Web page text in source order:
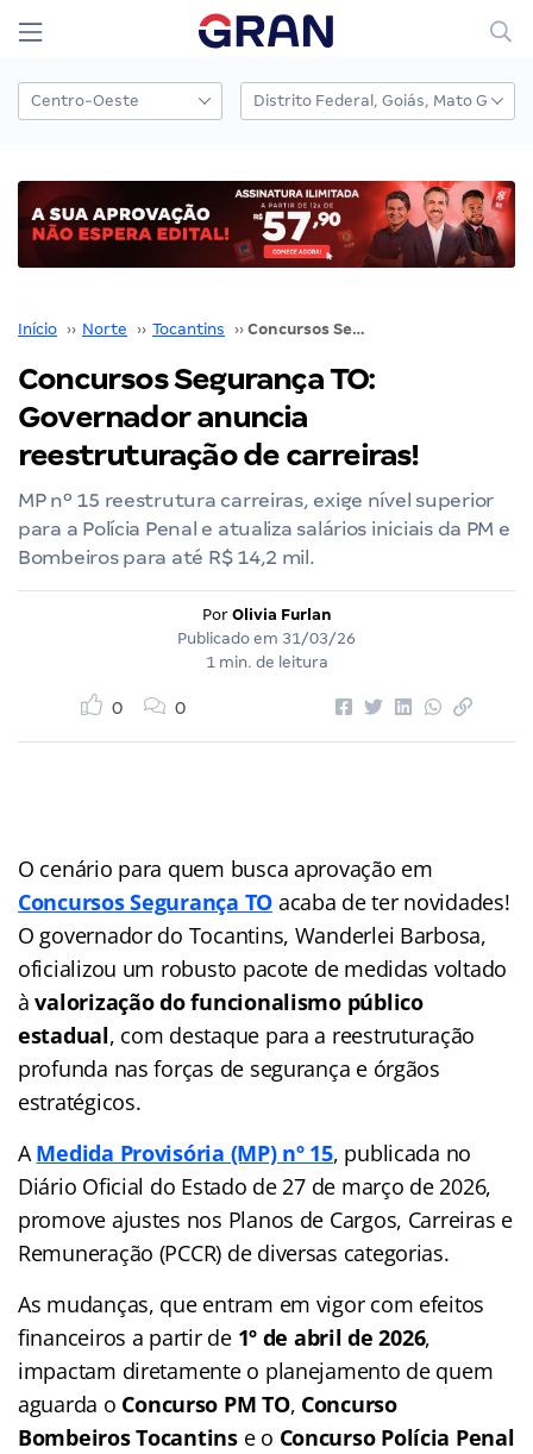
Início ›› Norte ›› Tocantins ›› Concursos Segurança TO: Governador anuncia reestruturação de carreiras!
Concursos Segurança TO:
Governador anuncia
reestruturação de carreiras!
MP nº 15 reestrutura carreiras, exige nível superior
para a Polícia Penal e atualiza salários iniciais da PM e
Bombeiros para até R$ 14,2 mil.
Por Olivia Furlan
Publicado em 31/03/26
1 min. de leitura
0 0
O cenário para quem busca aprovação em
Concursos Segurança TO acaba de ter novidades!
O governador do Tocantins, Wanderlei Barbosa,
oficializou um robusto pacote de medidas voltado
àvalorização do funcionalismo público
estadual, com destaque para a reestruturação
profunda nas forças de segurança e órgãos
estratégicos.
AMedida Provisória (MP) nº 15, publicada no
Diário Oficial do Estado de 27 de março de 2026,
promove ajustes nos Planos de Cargos, Carreiras e
Remuneração (PCCR) de diversas categorias.
As mudanças, que entram em vigor com efeitos
financeiros a partir de 1º de abril de 2026,
impactam diretamente o planejamento de quem
aguarda o Concurso PM TO, Concurso
Bombeiros Tocantinse o Concurso Polícia Penal